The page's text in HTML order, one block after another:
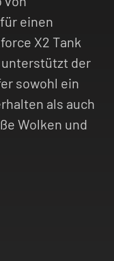
einen
X2 Tank
der
sowohl ein
als auch
Wolken und